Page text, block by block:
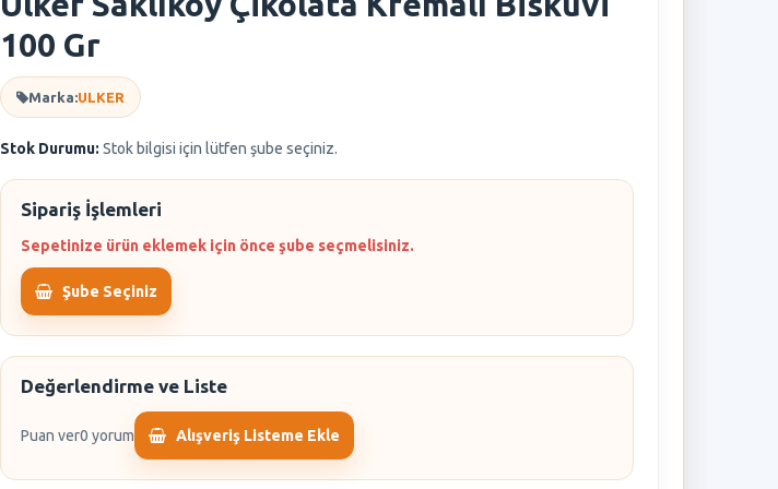
100 Gr
Marka:ULKER
Stok Durumu: Stok bilgisi için lütfen şube seçiniz.
Sipariş İşlemleri
Sepetinize ürün eklemek için önce şube seçmelisiniz.
Şube Seçiniz
Değerlendirme ve Liste
Puan ver0 yorum Alışveriş Listeme Ekle